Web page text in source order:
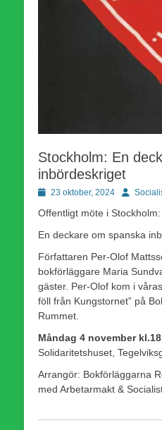
Stockholm: En
inbördeskriget
Publicerad
23 oktober, 2024 Författare
Offentligt möte i Stockholm:
En deckare om spanska
Författaren Per-Olof
bokförläggare Maria
gäster. Per-Olof kom i
föll från Kungstornet” på
Rummet.
Måndag 4 november
Solidaritetshuset,
Arrangör: Bokförläggarna
med Arbetarmakt &